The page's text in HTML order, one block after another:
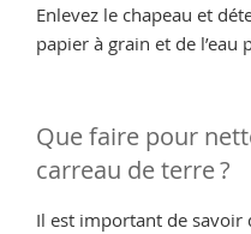
Enlevez le chapeau et
papier à grain et de
Que faire pour
carreau de terre ?
Il est important de savoir